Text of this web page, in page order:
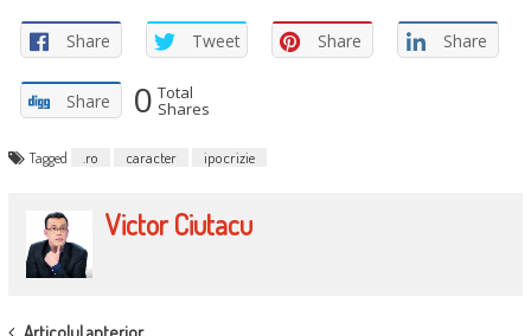
Share Tweet Share Share
Share 0 Total
Shares
Tagged .ro caracter ipocrizie
Victor Ciutacu